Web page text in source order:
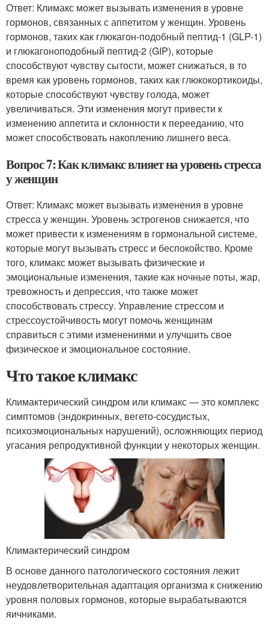
Ответ: Климакс может вызывать изменения в уровне
гормонов, связанных с аппетитом у женщин. Уровень
гормонов, таких как глюкагон-подобный пептид-1 (GLP-1)
и глюкагоноподобный пептид-2 (GIP), которые
способствуют чувству сытости, может снижаться, в то
время как уровень гормонов, таких как глюкокортикоиды,
которые способствуют чувству голода, может
увеличиваться. Эти изменения могут привести к
изменению аппетита и склонности к перееданию, что
может способствовать накоплению лишнего веса.
Вопрос 7: Как климакс влияет на уровень стресса
у женщин
Ответ: Климакс может вызывать изменения в уровне
стресса у женщин. Уровень эстрогенов снижается, что
может привести к изменениям в гормональной системе,
которые могут вызывать стресс и беспокойство. Кроме
того, климакс может вызывать физические и
эмоциональные изменения, такие как ночные поты, жар,
тревожность и депрессия, что также может
способствовать стрессу. Управление стрессом и
стрессоустойчивость могут помочь женщинам
справиться с этими изменениями и улучшить свое
физическое и эмоциональное состояние.
Что такое климакс
Климактерический синдром или климакс — это комплекс
симптомов (эндокринных, вегето-сосудистых,
психоэмоциональных нарушений), осложняющих период
угасания репродуктивной функции у некоторых женщин.
Климактерический синдром
В основе данного патологического состояния лежит
неудовлетворительная адаптация организма к снижению
уровня половых гормонов, которые вырабатываются
яичниками.